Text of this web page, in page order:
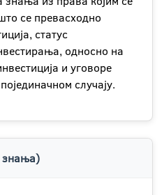
се превасходно
статус
односно на
и уговоре
случају.
знања)